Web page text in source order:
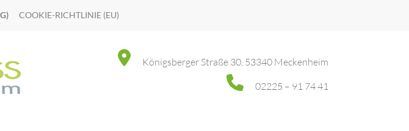
COOKIE-RICHTLINIE (EU)
Königsberger Straße 30, 53340 Meckenheim
02225 – 91 74 41